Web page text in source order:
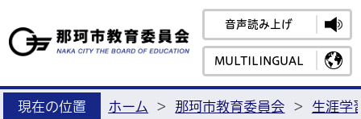
那珂市教
音声読み上げ
MULTILINGUAL
現在の位置 ホーム > 那珂市教育委員会 > 生涯学